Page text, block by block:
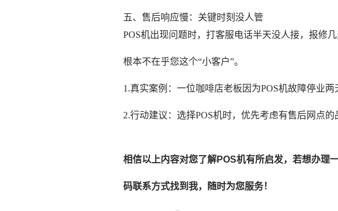
五、售后响应慢：关键时刻没人管
POS机出现问题时，打客服电话半天没人接，报
根本不在乎您这个“小客户”。
1.真实案例：一位咖啡店老板因为POS机故障停业
2.行动建议：选择POS机时，优先考虑有售后网点的
相信以上内容对您了解POS机有所启发，若想办理
码联系方式找到我，随时为您服务！